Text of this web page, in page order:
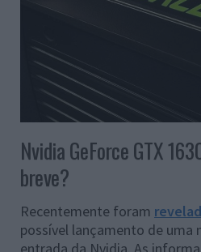
Nvidia GeForce GTX
breve?
Recentemente foram
possível lançamento de uma